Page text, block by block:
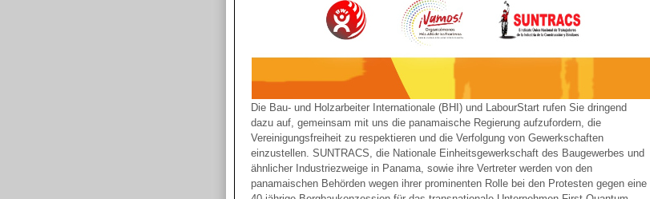
Die Bau- und Holzarbeiter Internationale (BHI) und LabourStart rufen Sie dringend
dazu auf, gemeinsam mit uns die panamaische Regierung aufzufordern, die
Vereinigungsfreiheit zu respektieren und die Verfolgung von Gewerkschaften
einzustellen. SUNTRACS, die Nationale Einheitsgewerkschaft des Baugewerbes und
ähnlicher Industriezweige in Panama, sowie ihre Vertreter werden von den
panamaischen Behörden wegen ihrer prominenten Rolle bei den Protesten gegen eine